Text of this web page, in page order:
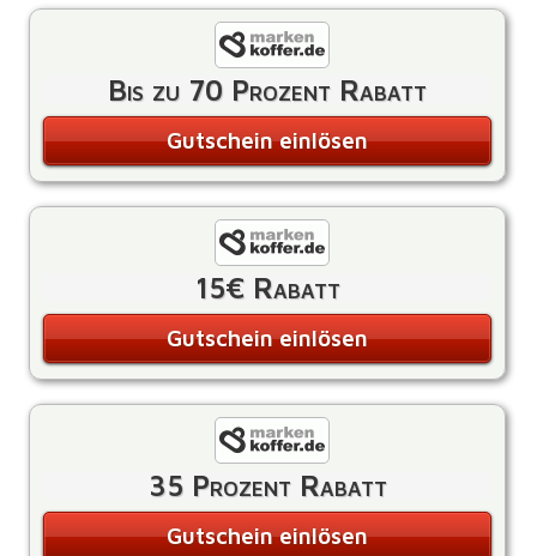
Bis zu 70 Prozent Rabatt
Gutschein einlösen
15€ Rabatt
Gutschein einlösen
35 Prozent Rabatt
Gutschein einlösen